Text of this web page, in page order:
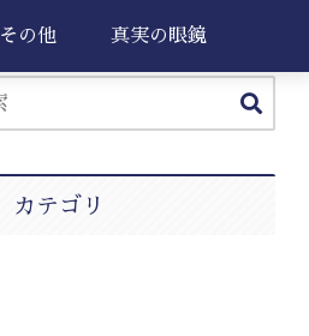
その他 真実の眼鏡
カテゴリ